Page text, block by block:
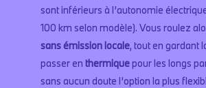
sont inférieurs à l’autonomie
100 km selon modèle). Vous roulez
sans émission locale, tout en gardant
passer en thermiquepour les longs
sans aucun doute l’option la plus